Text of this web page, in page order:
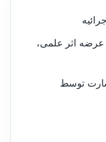
یا پخش یا عرضه اثر علمی،
توسط